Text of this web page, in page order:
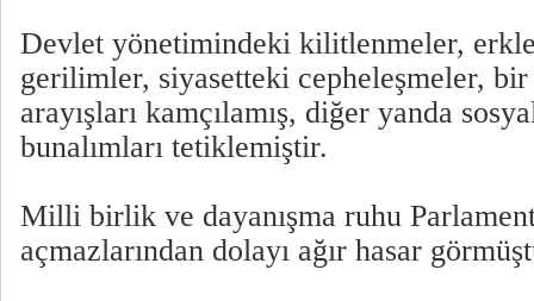
Devlet yönetimindeki kilitlenmeler,
gerilimler, siyasetteki cepheleşmeler, bir
arayışları kamçılamış, diğer yanda
bunalımları tetiklemiştir.
Milli birlik ve dayanışma ruhu
açmazlarından dolayı ağır hasar